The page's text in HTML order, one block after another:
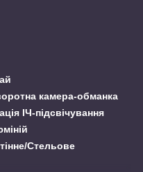
камера-обманка
ІЧ-підсвічування
Стельове